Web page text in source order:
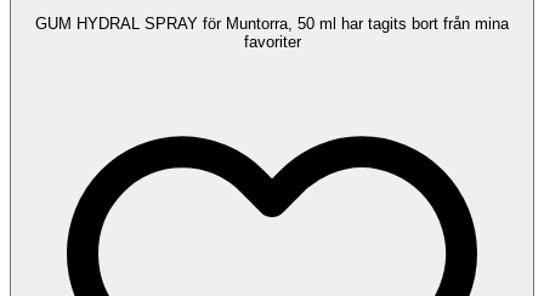
GUM HYDRAL SPRAY för Muntorra, 50 ml har tagits bort från mina
favoriter